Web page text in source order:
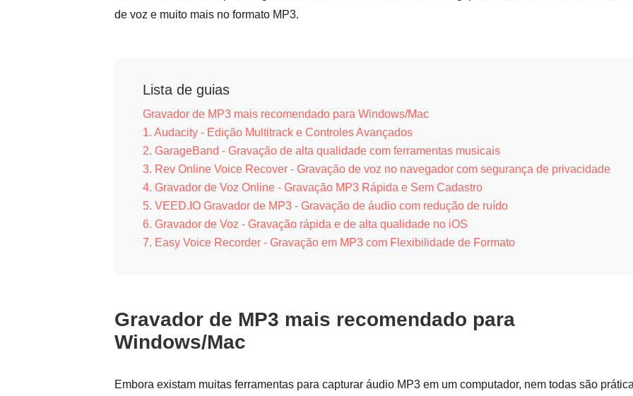
de voz e muito mais no formato MP3.
Lista de guias
Gravador de MP3 mais recomendado para Windows/Mac
1. Audacity - Edição Multitrack e Controles Avançados
2. GarageBand - Gravação de alta qualidade com ferramentas musicais
3. Rev Online Voice Recover - Gravação de voz no navegador com segurança de privacidade
4. Gravador de Voz Online - Gravação MP3 Rápida e Sem Cadastro
5. VEED.IO Gravador de MP3 - Gravação de áudio com redução de ruído
6. Gravador de Voz - Gravação rápida e de alta qualidade no iOS
7. Easy Voice Recorder - Gravação em MP3 com Flexibilidade de Formato
Gravador de MP3 mais recomendado para
Windows/Mac
Embora existam muitas ferramentas para capturar áudio MP3 em um computador, nem todas são